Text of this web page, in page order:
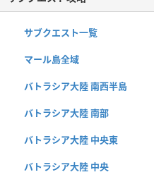
サブクエスト一覧
マール島全域
バトラシア大陸 南西半島
バトラシア大陸 南部
バトラシア大陸 中央東
バトラシア大陸 中央